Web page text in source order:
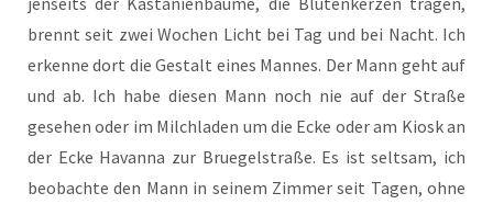
brennt seit zwei Wochen Licht bei Tag und bei Nacht. Ich
erken­ne dort die Gestalt eines Man­nes. Der Mann geht auf
und ab. Ich habe die­sen Mann noch nie auf der Stra­ße
gese­hen oder im Milch­la­den um die Ecke oder am Kiosk an
der Ecke Havan­na zur Brue­gel­stra­ße. Es ist selt­sam, ich
beob­ach­te den Mann in sei­nem Zim­mer seit Tagen, ohne